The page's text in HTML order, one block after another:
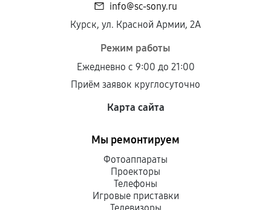
info@sc-sony.ru
Курск, ул. Красной Армии, 2А
Режим работы
Ежедневно с 9:00 до 21:00
Приём заявок круглосуточно
Карта сайта
Мы ремонтируем
Фотоаппараты
Проекторы
Телефоны
Игровые приставки